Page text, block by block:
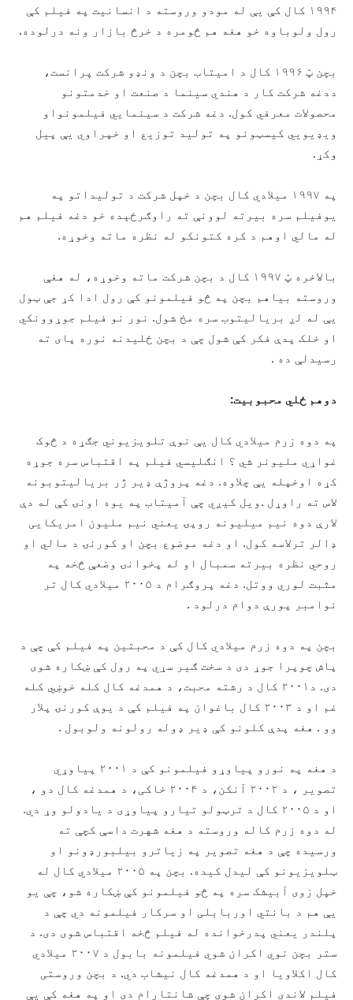
۱۹۹۴ کال کې یې له مودو وروسته د انسانیت په فیلم کې
رول ولوباوه خو هغه هم څومره د خرڅ بازار ونه درلوده.
بچن پّ ۱۹۹۶ کال د امیتاب بچن د ونډو شرکت پرانست،
ددغه شرکت کار د هندي سینما د صنعت او خدمتونو
محصولات معرفي کول. دغه شرکت د سینمايي فیلمونواو
ویډیويي کیسټونو په تولید توزیع او خپراوي یې پیل
وکړ.
په ۱۹۹۷ میلادي کال بچن د خپل شرکت د تولیداتو په
یوفیلم سره بیرته لوونې ته راوګرځېده خو دغه فیلم هم
له مالي اوهم د کره کتونکو له نظره ماته وخوړه.
بالاخره پّ ۱۹۹۷ کال د بچن شرکت ماته وخوړه، له هغې
وروسته بیاهم بچن په څو فیلمونو کې رول ادا کړ جې ټول
یې له لږ بریالیتوب سره مخ شول. نور نو فیلم جوړوونکي
او خلک پدې فکر کې شول چې د بچن ځلیدنه نوره پای ته
رسیدلې ده .
دوهم ځلي محبوبیت:
په دوه زرم میلادي کال یې نوې تلویزیوني جګړه د څوک
غواړي ملیونر شي ؟ انګلیسي فیلم په اقتباس سره جوړه
کړه اوخپله یې چلاوه. دغه پروژې ډیر ژر بریالیتوبونه
لاس ته راوړل .ویل کیږي چې آمیتاب په یوه اونۍ کې له دې
لارې دوه نیم میلیونه روپۍ یعني نیم ملیون امریکایی
ډالر ترلاسه کول. او دغه موضوع بچن او کورنۍ د مالي او
روحي نظره بیرته سمبال او له پخوانۍ وضعې څخه په
مثبت لوري ووتل. دغه پروګرام د ۲۰۰۵ میلادي کال تر
نوامبر پورې دوام درلود .
بچن په دوه زرم میلادي کال کې د محبتین په فیلم کې چې د
پاش چوپرا جوړ دی د سخت ګیر سړي په رول کې ښکاره شوی
دی. د۲۰۰۱ کال د رشته محبت، د همدغه کال کله خوښي کله
غم او د ۲۰۰۳ کال باغوان په فیلم کې د یوې کورنۍ پلار
وو . هغه پدې کلونو کې ډیر ډوله رولونه ولوبول .
د هغه په نورو پیاوړو فیلمونو کې د ۲۰۰۱ پیاوړي
تصویر ، د ۲۰۰۲ آنکن، د ۲۰۰۴ خاکی، د همدغه کال دو ،
او د ۲۰۰۵ کال د ترټولو تیارو پیاوړی د یادولو وړ دي.
له دوه زرم کاله وروسته د هغه شهرت داسې کچې ته
ورسیده چې د هغه تصویر په زیاترو بیلبورډونو او
ټلویزیونو کې لیدل کیده. بچن په ۲۰۰۵ میلادي کال له
خپل زوی آبیشک سره په څو فیلمونو کې ښکاره شو، چې یو
یې هم د بانتي اوربابلی او سرکار فیلمونه دي چې د
پلندر یعني پدرخوانده له فیلم څخه اقتباس شوی دی. د
ستر بچن نوي اکران شوي فیلمونه بابول د ۲۰۰۷ میلادي
کال اکلاویا او د همدغه کال نیشاب دي. د بچن وروستی
فیلم لاندی اکران شوی چې شانتارام دی او په هغه کې یې